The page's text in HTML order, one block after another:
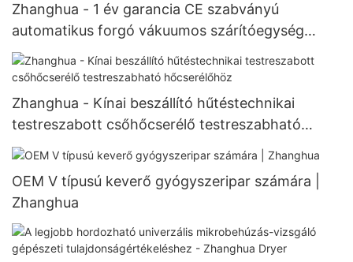
Zhanghua - 1 év garancia CE szabványú
automatikus forgó vákuumos szárítóegység
pengékkel Multifunkcionális szárítóegység
pengékkel
Zhanghua - Kínai beszállító hűtéstechnikai
testreszabott csőhőcserélő testreszabható
hőcserélőhöz
OEM V típusú keverő gyógyszeripar számára |
Zhanghua